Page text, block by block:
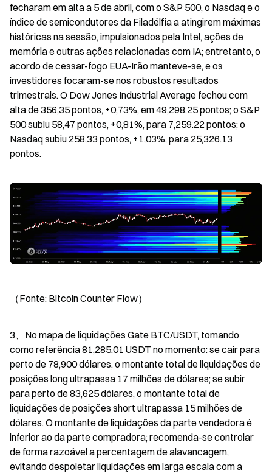
fecharam em alta a 5 de abril, com o S&P 500, o Nasdaq e o
índice de semicondutores da Filadélfia a atingirem máximas
históricas na sessão, impulsionados pela Intel, ações de
memória e outras ações relacionadas com IA; entretanto, o
acordo de cessar-fogo EUA-Irão manteve-se, e os
investidores focaram-se nos robustos resultados
trimestrais. O Dow Jones Industrial Average fechou com
alta de 356,35 pontos, +0,73%, em 49,298.25 pontos; o S&P
500 subiu 58,47 pontos, +0,81%, para 7,259.22 pontos; o
Nasdaq subiu 258,33 pontos, +1,03%, para 25,326.13
pontos.
（Fonte: Bitcoin Counter Flow）
3、No mapa de liquidações Gate BTC/USDT, tomando
como referência 81,285.01 USDT no momento: se cair para
perto de 78,900 dólares, o montante total de liquidações de
posições long ultrapassa 17 milhões de dólares; se subir
para perto de 83,625 dólares, o montante total de
liquidações de posições short ultrapassa 15 milhões de
dólares. O montante de liquidações da parte vendedora é
inferior ao da parte compradora; recomenda-se controlar
de forma razoável a percentagem de alavancagem,
evitando despoletar liquidações em larga escala com a